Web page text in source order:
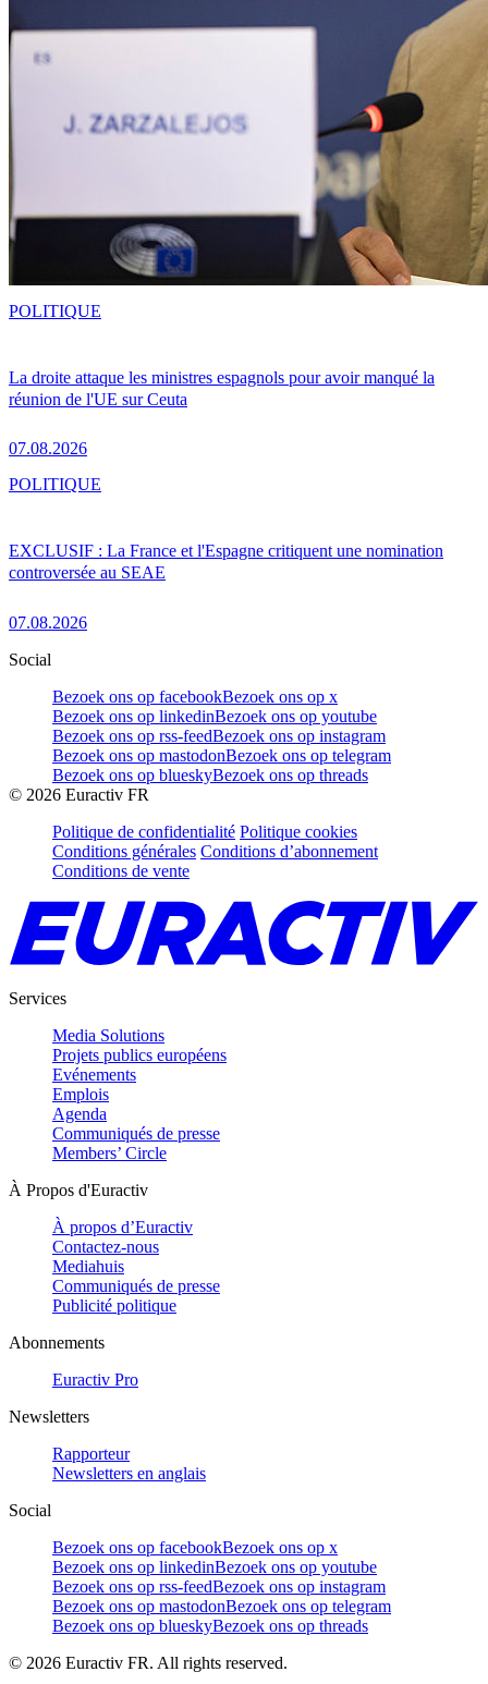
La droite attaque les ministres espagnols pour avoir manqué la
réunion de l'UE sur Ceuta
07.08.2026
POLITIQUE
EXCLUSIF : La France et l'Espagne critiquent une nomination
controversée au SEAE
07.08.2026
POLITIQUE
Social
Bezoek ons op facebookBezoek ons op x
Bezoek ons op linkedinBezoek ons op youtube
Bezoek ons op rss-feedBezoek ons op instagram
Bezoek ons op mastodonBezoek ons op telegram
Bezoek ons op blueskyBezoek ons op threads
© 2026 Euractiv FR
Politique de confidentialité Politique cookies
Conditions générales Conditions d’abonnement
Conditions de vente
Services
Media Solutions
Projets publics européens
Evénements
Emplois
Agenda
Communiqués de presse
Members’ Circle
À Propos d'Euractiv
À propos d’Euractiv
Contactez-nous
Mediahuis
Communiqués de presse
Publicité politique
Abonnements
Euractiv Pro
Newsletters
Rapporteur
Newsletters en anglais
Social
Bezoek ons op facebookBezoek ons op x
Bezoek ons op linkedinBezoek ons op youtube
Bezoek ons op rss-feedBezoek ons op instagram
Bezoek ons op mastodonBezoek ons op telegram
Bezoek ons op blueskyBezoek ons op threads
© 2026 Euractiv FR. All rights reserved.